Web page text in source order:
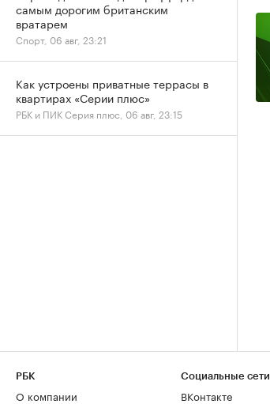
самым дорогим британским
вратарем
Спорт, 06 авг, 23:21
Как устроены приватные террасы в
квартирах «Серии плюс»
РБК и ПИК Серия плюс, 06 авг, 23:15
РБК
О компании
Социальные сети
ВКонтакте